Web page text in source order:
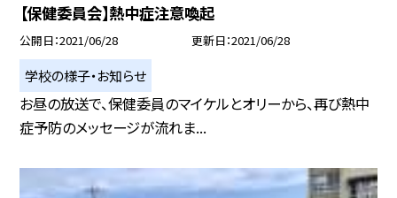
【保健委員会】熱中症注意喚起
公開日 2021/06/28 更新日 2021/06/28
学校の様子・お知らせ
お昼の放送で、保健委員のマイケルとオリーから、再び熱中
症予防のメッセージが流れま...